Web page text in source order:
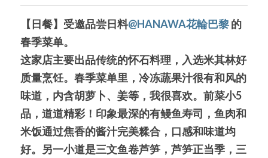
【日餐】受邀品尝日料@HANAWA花輪巴黎 的
春季菜单。
这家店主要出品传统的怀石料理，入选米其林好
质量烹饪。春季菜单里，冷冻蔬果汁很有和风的
味道，内含胡萝卜、姜等，我很喜欢。前菜小5
品，道道精彩！印象最深的有鳗鱼寿司，鱼肉和
米饭通过焦香的酱汁完美糅合，口感和味道均
好。另一小道是三文鱼卷芦笋，芦笋正当季，三